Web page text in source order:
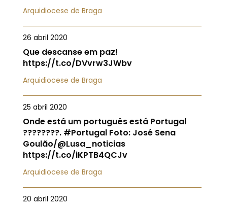
Arquidiocese de Braga
26 abril 2020
Que descanse em paz!
https://t.co/DVvrw3JWbv
Arquidiocese de Braga
25 abril 2020
Onde está um português está Portugal
????????. #Portugal Foto: José Sena
Goulão/@Lusa_noticias
https://t.co/iKPTB4QCJv
Arquidiocese de Braga
20 abril 2020